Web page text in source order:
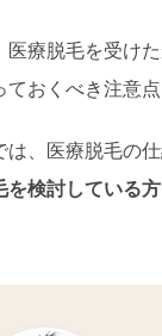
医療脱毛を受け
ておくべき注意
は、医療脱毛の
を検討している